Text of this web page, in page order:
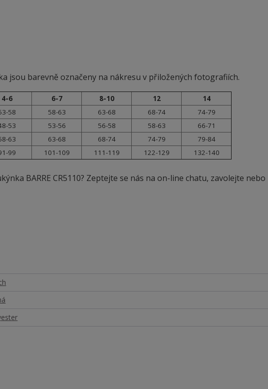
jsou barevně označeny na nákresu v přiložených fotografiích.
4-6 6-7 8-10 12
14
58 58-63 63-68 68-74
74-79
53 53-56 56-58 58-63
66-71
63 63-68 68-74 74-79
79-84
99 101-109 111-119 122-129 132-140
BARRE CR5110? Zeptejte se nás na on-line chatu, zavolejte